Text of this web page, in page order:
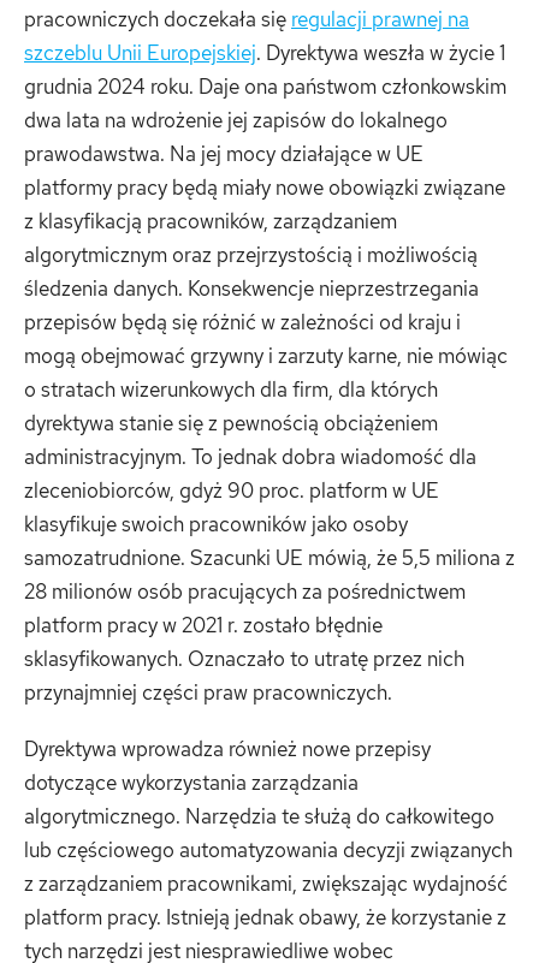
pracowniczych doczekała się regulacji prawnej na
szczeblu Unii Europejskiej. Dyrektywa weszła w życie 1
grudnia 2024 roku. Daje ona państwom członkowskim
dwa lata na wdrożenie jej zapisów do lokalnego
prawodawstwa. Na jej mocy działające w UE
platformy pracy będą miały nowe obowiązki związane
z klasyfikacją pracowników, zarządzaniem
algorytmicznym oraz przejrzystością i możliwością
śledzenia danych. Konsekwencje nieprzestrzegania
przepisów będą się różnić w zależności od kraju i
mogą obejmować grzywny i zarzuty karne, nie mówiąc
o stratach wizerunkowych dla firm, dla których
dyrektywa stanie się z pewnością obciążeniem
administracyjnym. To jednak dobra wiadomość dla
zleceniobiorców, gdyż 90 proc. platform w UE
klasyfikuje swoich pracowników jako osoby
samozatrudnione. Szacunki UE mówią, że 5,5 miliona z
28 milionów osób pracujących za pośrednictwem
platform pracy w 2021 r. zostało błędnie
sklasyfikowanych. Oznaczało to utratę przez nich
przynajmniej części praw pracowniczych.
Dyrektywa wprowadza również nowe przepisy
dotyczące wykorzystania zarządzania
algorytmicznego. Narzędzia te służą do całkowitego
lub częściowego automatyzowania decyzji związanych
z zarządzaniem pracownikami, zwiększając wydajność
platform pracy. Istnieją jednak obawy, że korzystanie z
tych narzędzi jest niesprawiedliwe wobec